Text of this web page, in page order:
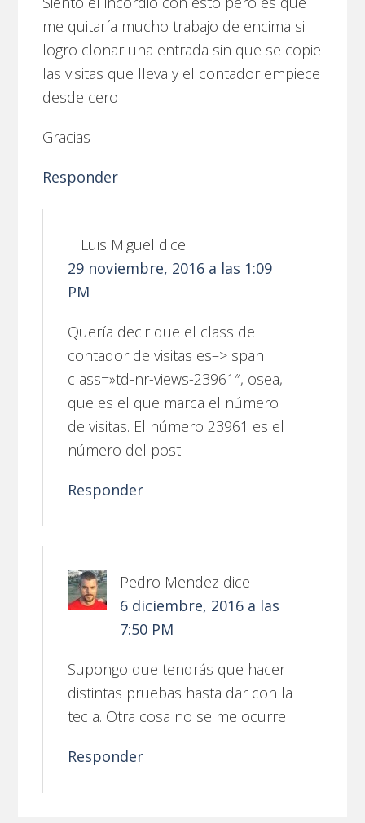
me quitaría mucho trabajo de encima si
logro clonar una entrada sin que se copie
las visitas que lleva y el contador empiece
desde cero
Gracias
Responder
Luis Miguel dice
29 noviembre, 2016 a las 1:09
PM
Quería decir que el class del
contador de visitas es–> span
class=»td-nr-views-23961″, osea,
que es el que marca el número
de visitas. El número 23961 es el
número del post
Responder
Pedro Mendez dice
6 diciembre, 2016 a las
7:50 PM
Supongo que tendrás que hacer
distintas pruebas hasta dar con la
tecla. Otra cosa no se me ocurre
Responder